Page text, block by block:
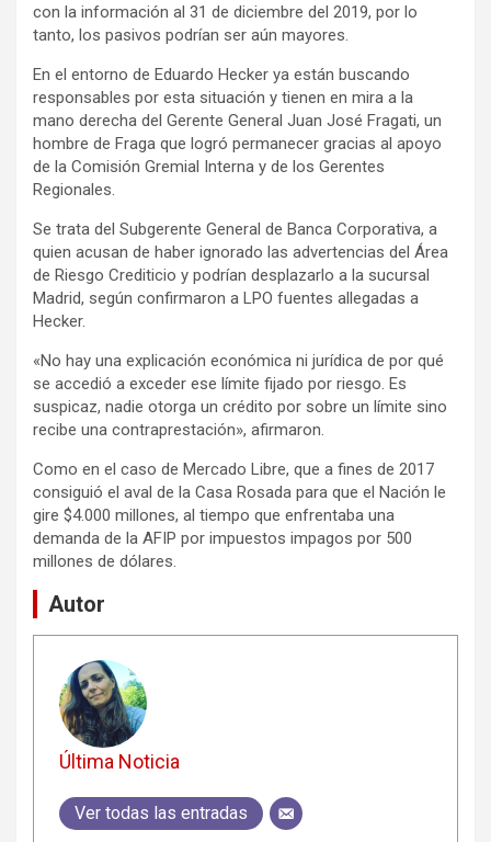
con la información al 31 de diciembre del 2019, por lo
tanto, los pasivos podrían ser aún mayores.
En el entorno de Eduardo Hecker ya están buscando
responsables por esta situación y tienen en mira a la
mano derecha del Gerente General Juan José Fragati, un
hombre de Fraga que logró permanecer gracias al apoyo
de la Comisión Gremial Interna y de los Gerentes
Regionales.
Se trata del Subgerente General de Banca Corporativa, a
quien acusan de haber ignorado las advertencias del Área
de Riesgo Crediticio y podrían desplazarlo a la sucursal
Madrid, según confirmaron a LPO fuentes allegadas a
Hecker.
«No hay una explicación económica ni jurídica de por qué
se accedió a exceder ese límite fijado por riesgo. Es
suspicaz, nadie otorga un crédito por sobre un límite sino
recibe una contraprestación», afirmaron.
Como en el caso de Mercado Libre, que a fines de 2017
consiguió el aval de la Casa Rosada para que el Nación le
gire $4.000 millones, al tiempo que enfrentaba una
demanda de la AFIP por impuestos impagos por 500
millones de dólares.
Autor
Última Noticia
Ver todas las entradas